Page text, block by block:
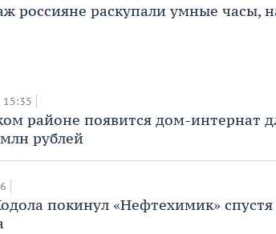
россияне раскупали умные часы,
15:35
районе появится дом-интернат
рублей
покинул «Нефтехимик» спустя